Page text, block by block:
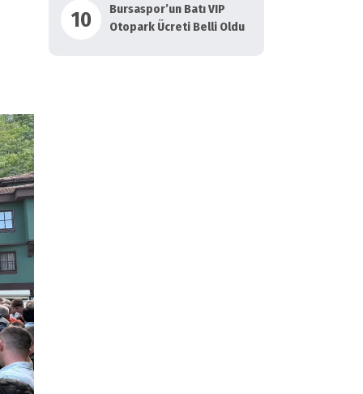
10
Bursaspor’un Batı VIP
Otopark Ücreti Belli Oldu